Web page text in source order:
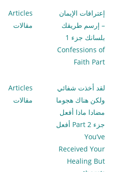
إعترافات الإيمان
– إرسم طريقك
بلسانك جزء 1
Confessions of
Faith Part
Articles
مقالات
لقد أخذت شفائي
ولكن هناك هجوما
مضادا ماذا أفعل
جزء 2 Part أفعل
You’ve
Received Your
Healing But
Articles
مقالات